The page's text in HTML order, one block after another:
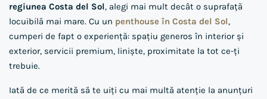
regiunea Costa del Sol, alegi mai mult decât o suprafață
locuibilă mai mare. Cu un penthouse în Costa del Sol,
cumperi de fapt o experiență: spațiu generos în interior și
exterior, servicii premium, liniște, proximitate la tot ce-ți
trebuie.
Iată de ce merită să te uiți cu mai multă atenție la anunțuri